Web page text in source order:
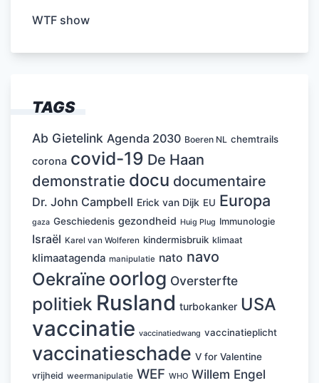
WTF show
TAGS
Ab Gietelink Agenda 2030 Boeren NL chemtrails
corona covid-19 De Haan
demonstratie docu documentaire
Dr. John Campbell Erick van Dijk EU Europa
gaza Geschiedenis gezondheid Huig Plug Immunologie
Israël Karel van Wolferen kindermisbruik klimaat
klimaatagenda manipulatie nato navo
Oekraïne oorlog Oversterfte
politiek Rusland turbokanker USA
vaccinatie vaccinatiedwang vaccinatieplicht
vaccinatieschade V for Valentine
vrijheid weermanipulatie WEF WHO Willem Engel